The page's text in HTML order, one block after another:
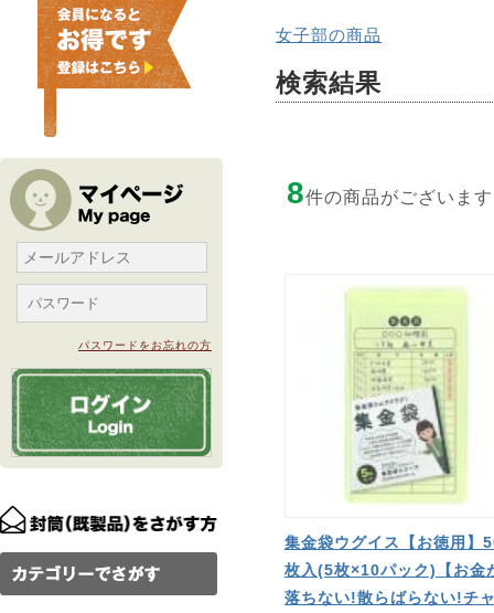
パスワードをお忘れの方
女子部の商品
検索結果
8件の商品がございま
集金袋ウグイス【お徳用】
枚入(5枚×10パック)【お金
落ちない!散らばらない!チ